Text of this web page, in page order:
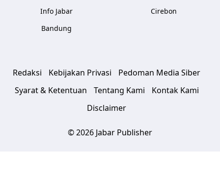
Info Jabar
Bandung
Cirebon
Redaksi Kebijakan Privasi
Pedoman Media Siber
Syarat & Ketentuan
Tentang Kami
Kontak Kami
Disclaimer
© 2026 Jabar Publisher